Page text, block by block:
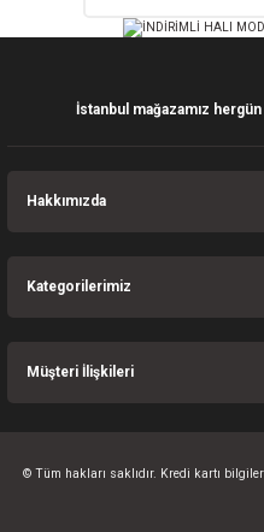
Bu ürüne benzer farklı alternatifler
İstanbul mağazamız
Hakkımızda
Kategorilerimiz
Müşteri İlişkileri
© Tüm hakları saklıdır. Kredi kartı